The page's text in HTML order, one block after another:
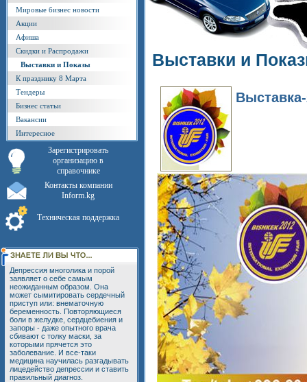
Мировые бизнес новости
Акции
Афиша
Скидки и Распродажи
Выставки и Показы
К празднику 8 Марта
Тендеры
Бизнес статьи
Вакансии
Интересное
Зарегистрировать
организацию в
справочнике
Контакты компании
Inform.kg
Техническая поддержка
Депрессия многолика и порой
заявляет о себе самым
неожиданным образом. Она
может сымитировать сердечный
приступ или: внематочную
беременность. Повторяющиеся
боли в желудке, сердцебиения и
запоры - даже опытного врача
сбивают с толку маски, за
которыми прячется это
заболевание. И все-таки
медицина научилась разгадывать
лицедейство депрессии и ставить
правильный диагноз.
Выставки и